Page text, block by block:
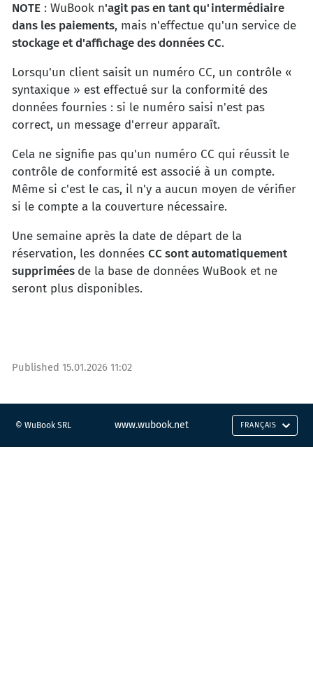
NOTE : WuBook n'agit pas en tant qu'intermédiaire
dans les paiements, mais n'effectue qu'un service de
stockage et d'affichage des données CC.
Lorsqu'un client saisit un numéro CC, un contrôle «
syntaxique » est effectué sur la conformité des
données fournies : si le numéro saisi n'est pas
correct, un message d'erreur apparaît.
Cela ne signifie pas qu'un numéro CC qui réussit le
contrôle de conformité est associé à un compte.
Même si c'est le cas, il n'y a aucun moyen de vérifier
si le compte a la couverture nécessaire.
Une semaine après la date de départ de la
réservation, les données CC sont automatiquement
supprimées de la base de données WuBook et ne
seront plus disponibles.
Published 15.01.2026 11:02
© WuBook SRL www.wubook.net FRANÇAIS